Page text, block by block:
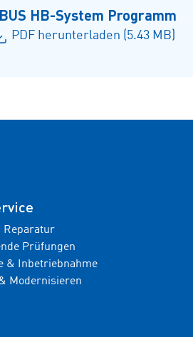
HB-System Programm
PDF herunterladen (5.43 MB)
Reparatur
Prüfungen
& Inbetriebnahme
Modernisieren